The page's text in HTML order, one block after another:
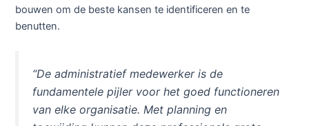
bouwen om de beste kansen te identificeren en te
benutten.
“De administratief medewerker is de
fundamentele pijler voor het goed functioneren
van elke organisatie. Met planning en